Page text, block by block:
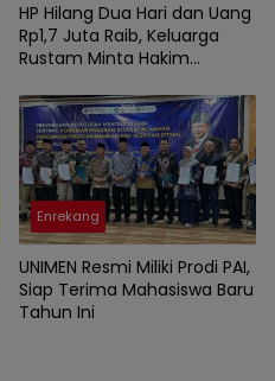
HP Hilang Dua Hari dan Uang
Rp1,7 Juta Raib, Keluarga
Rustam Minta Hakim
Kematian Korban
Enrekang
UNIMEN Resmi Miliki Prodi PAI,
Siap Terima Mahasiswa Baru
Tahun Ini